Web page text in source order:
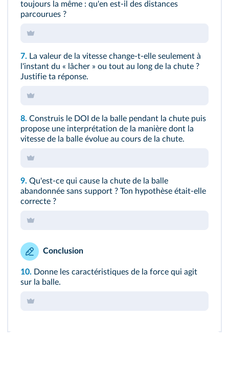
toujours la même : qu'en est-il des distances
parcourues ?
7. La valeur de la vitesse change-t-elle seulement à
l'instant du « lâcher » ou tout au long de la chute ?
Justifie ta réponse.
8. Construis le DOI de la balle pendant la chute puis
propose une interprétation de la manière dont la
vitesse de la balle évolue au cours de la chute.
9. Qu'est-ce qui cause la chute de la balle
abandonnée sans support ? Ton hypothèse était-elle
correcte ?
Conclusion
10. Donne les caractéristiques de la force qui agit
sur la balle.